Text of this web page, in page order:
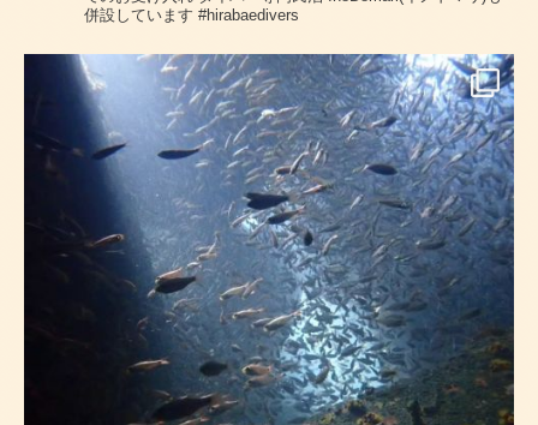
併設しています #hirabaedivers